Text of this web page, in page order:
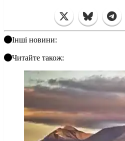
Інші новини:
Читайте також: